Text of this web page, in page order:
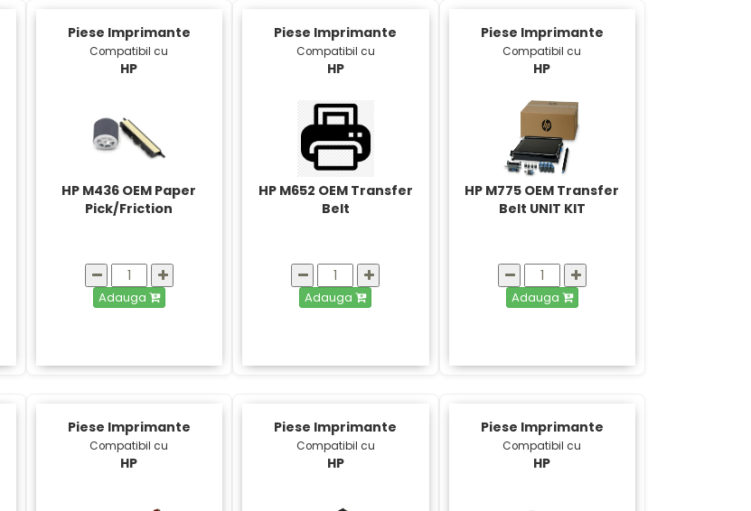
Piese Imprimante
Compatibil cu
HP
HP M436 OEM Paper
Pick/Friction
Adauga
Piese Imprimante
Compatibil cu
HP
HP M652 OEM Transfer
Belt
Adauga
Piese Imprimante
Compatibil cu
HP
HP M775 OEM Transfer
Belt UNIT KIT
Adauga
Piese Imprimante
Compatibil cu
HP
Piese Imprimante
Compatibil cu
HP
Piese Imprimante
Compatibil cu
HP